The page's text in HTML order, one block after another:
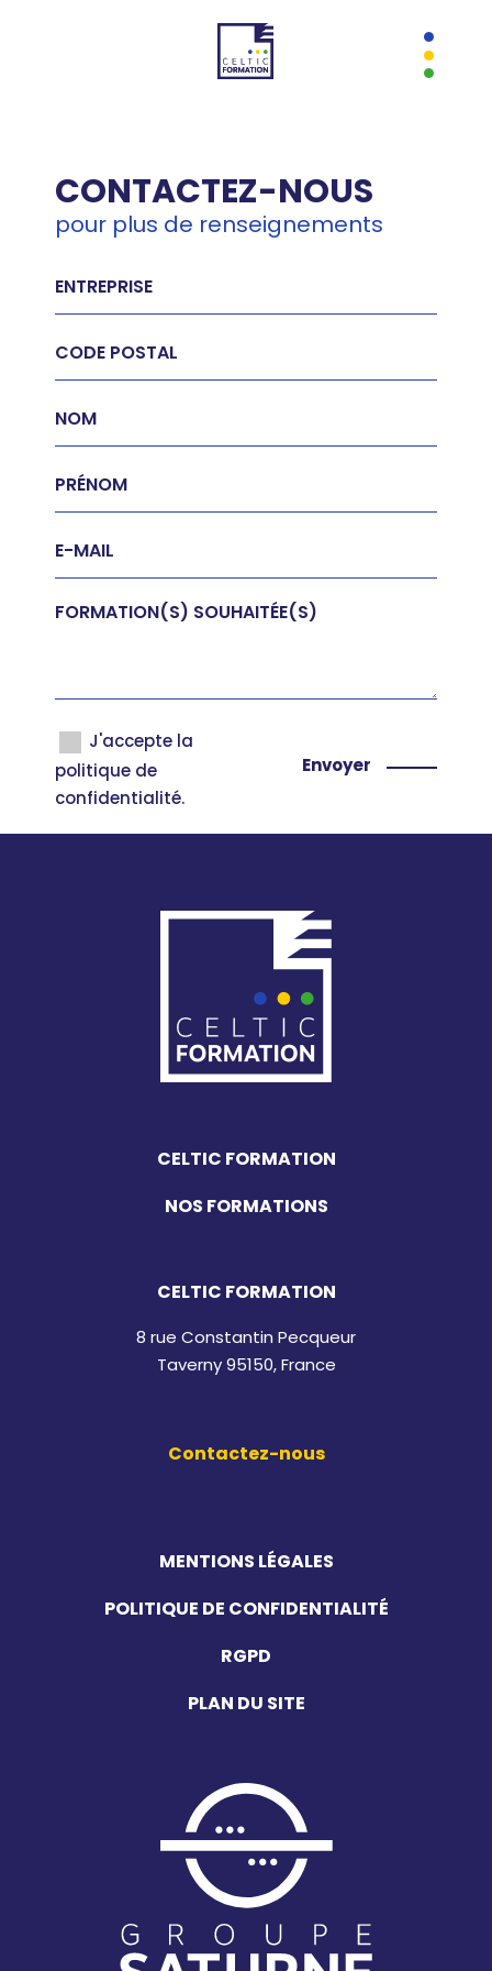
CONTACTEZ-NOUS
pour plus de renseignements
J'accepte la
politique de
confidentialité.
CELTIC FORMATION
NOS FORMATIONS
CELTIC FORMATION
8 rue Constantin Pecqueur
Taverny 95150, France
Contactez-nous
MENTIONS LÉGALES
POLITIQUE DE CONFIDENTIALITÉ
RGPD
PLAN DU SITE